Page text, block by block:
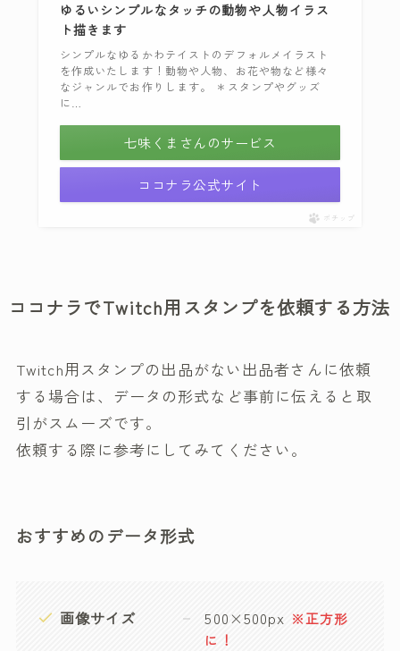
ゆるいシンプルなタッチの動物や人物イラス
ト描きます
シンプルなゆるかわテイストのデフォルメイラスト
を作成いたします！動物や人物、お花や物など様々
なジャンルでお作りします。 ＊スタンプやグッズ
に…
七味くまさんのサービス
ココナラ公式サイト
ポチップ
ココナラでTwitch用スタンプを依頼する方法
Twitch用スタンプの出品がない出品者さんに依頼
する場合は、データの形式など事前に伝えると取
引がスムーズです。
依頼する際に参考にしてみてください。
おすすめのデータ形式
画像サイズ 500×500px ※正方形
に！